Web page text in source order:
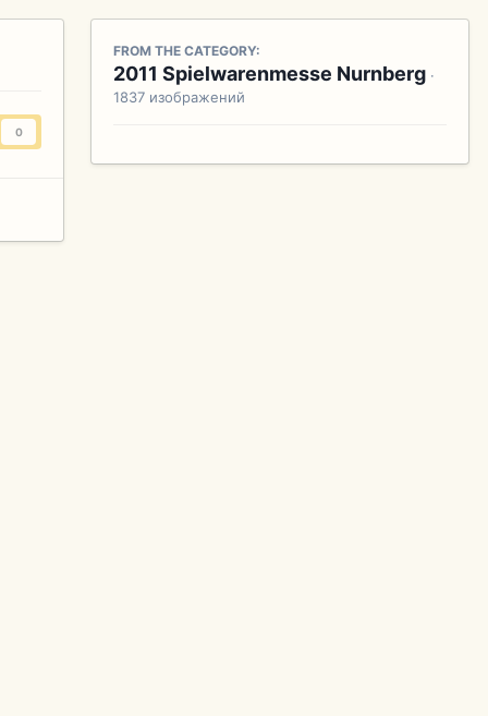
0
FROM THE CATEGORY:
2011 Spielwarenmesse Nurnberg ·
1837 изображений